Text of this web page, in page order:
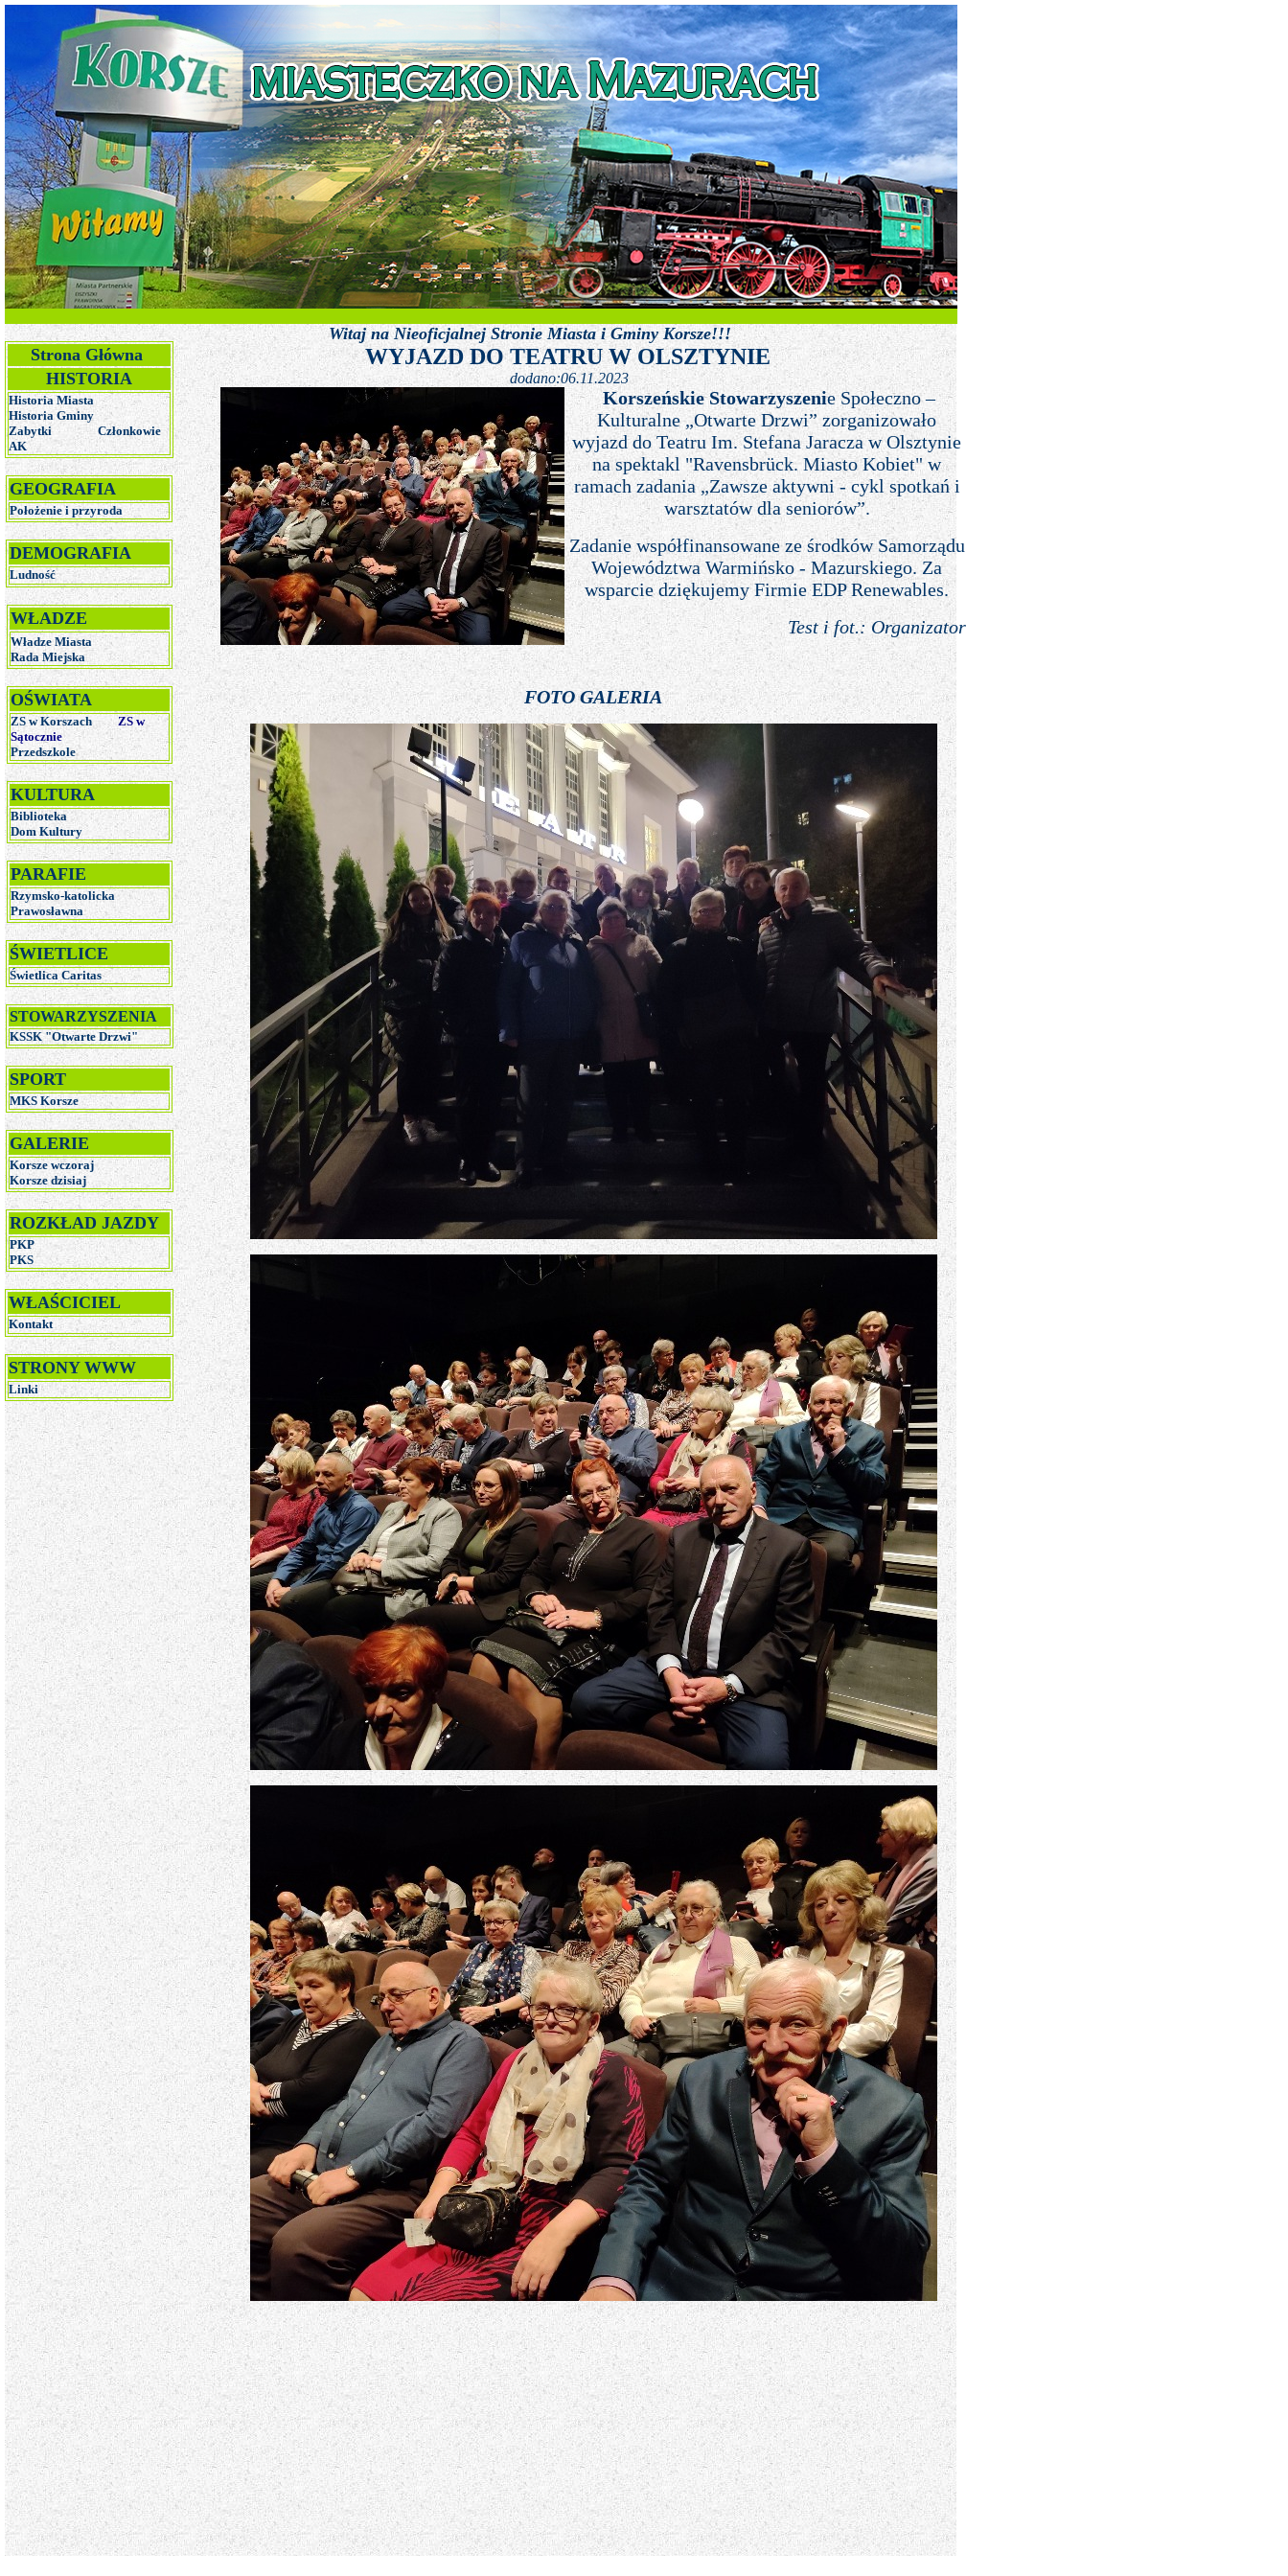
Strona Główna
HISTORIA
Historia Miasta
Historia Gminy
Zabytki
Członkowie
AK
GEOGRAFIA
Położenie i przyroda
DEMOGRAFIA
Ludność
WŁADZE
Władze Miasta
Rada Miejska
OŚWIATA
ZS w Korszach
ZS w
Sątocznie
Przedszkole
KULTURA
Biblioteka
Dom Kultury
PARAFIE
Rzymsko-katolicka
Prawosławna
ŚWIETLICE
Świetlica Caritas
STOWARZYSZENIA
KSSK "Otwarte Drzwi"
SPORT
MKS Korsze
GALERIE
Korsze wczoraj
Korsze dzisiaj
ROZKŁAD JAZDY
PKP
PKS
WŁAŚCICIEL
Kontakt
STRONY WWW
Linki
Witaj na Nieoficjalnej Stronie Miasta i Gminy Korsze!!!
WYJAZD DO TEATRU W OLSZTYNIE
dodano:06.11.2023
Korszeńskie Stowarzyszenie Społeczno –
Kulturalne „Otwarte Drzwi” zorganizowało
wyjazd do Teatru Im. Stefana Jaracza w Olsztynie
na spektakl "Ravensbrück. Miasto Kobiet" w
ramach zadania „Zawsze aktywni - cykl spotkań i
warsztatów dla seniorów”.
Zadanie współfinansowane ze środków Samorządu
Województwa Warmińsko - Mazurskiego. Za
wsparcie dziękujemy Firmie EDP Renewables.
Test i fot.: Organizator
FOTO GALERIA